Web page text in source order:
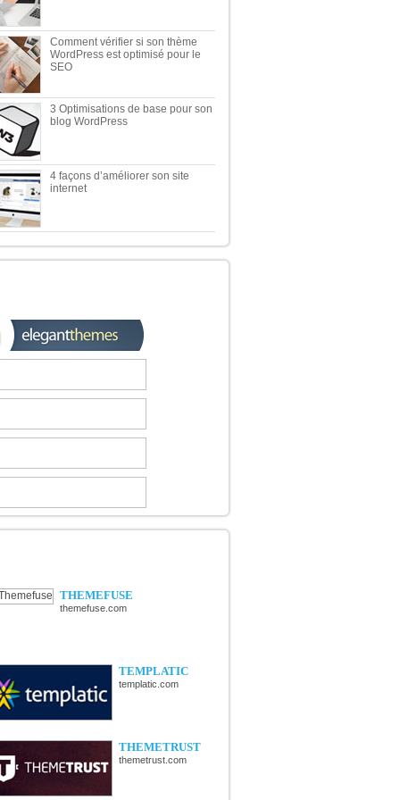
Comment vérifier si son thème
WordPress est optimisé pour le
SEO
3 Optimisations de base pour son
blog WordPress
4 façons d’améliorer son site
internet
THEMEFUSE
themefuse.com
TEMPLATIC
templatic.com
THEMETRUST
themetrust.com